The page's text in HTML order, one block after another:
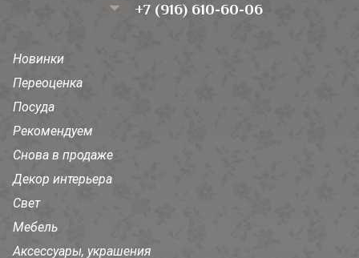
+7 (916) 610-60-06
Новинки
Переоценка
Посуда
Рекомендуем
Снова в продаже
Декор интерьера
Свет
Мебель
Аксессуары, украшения